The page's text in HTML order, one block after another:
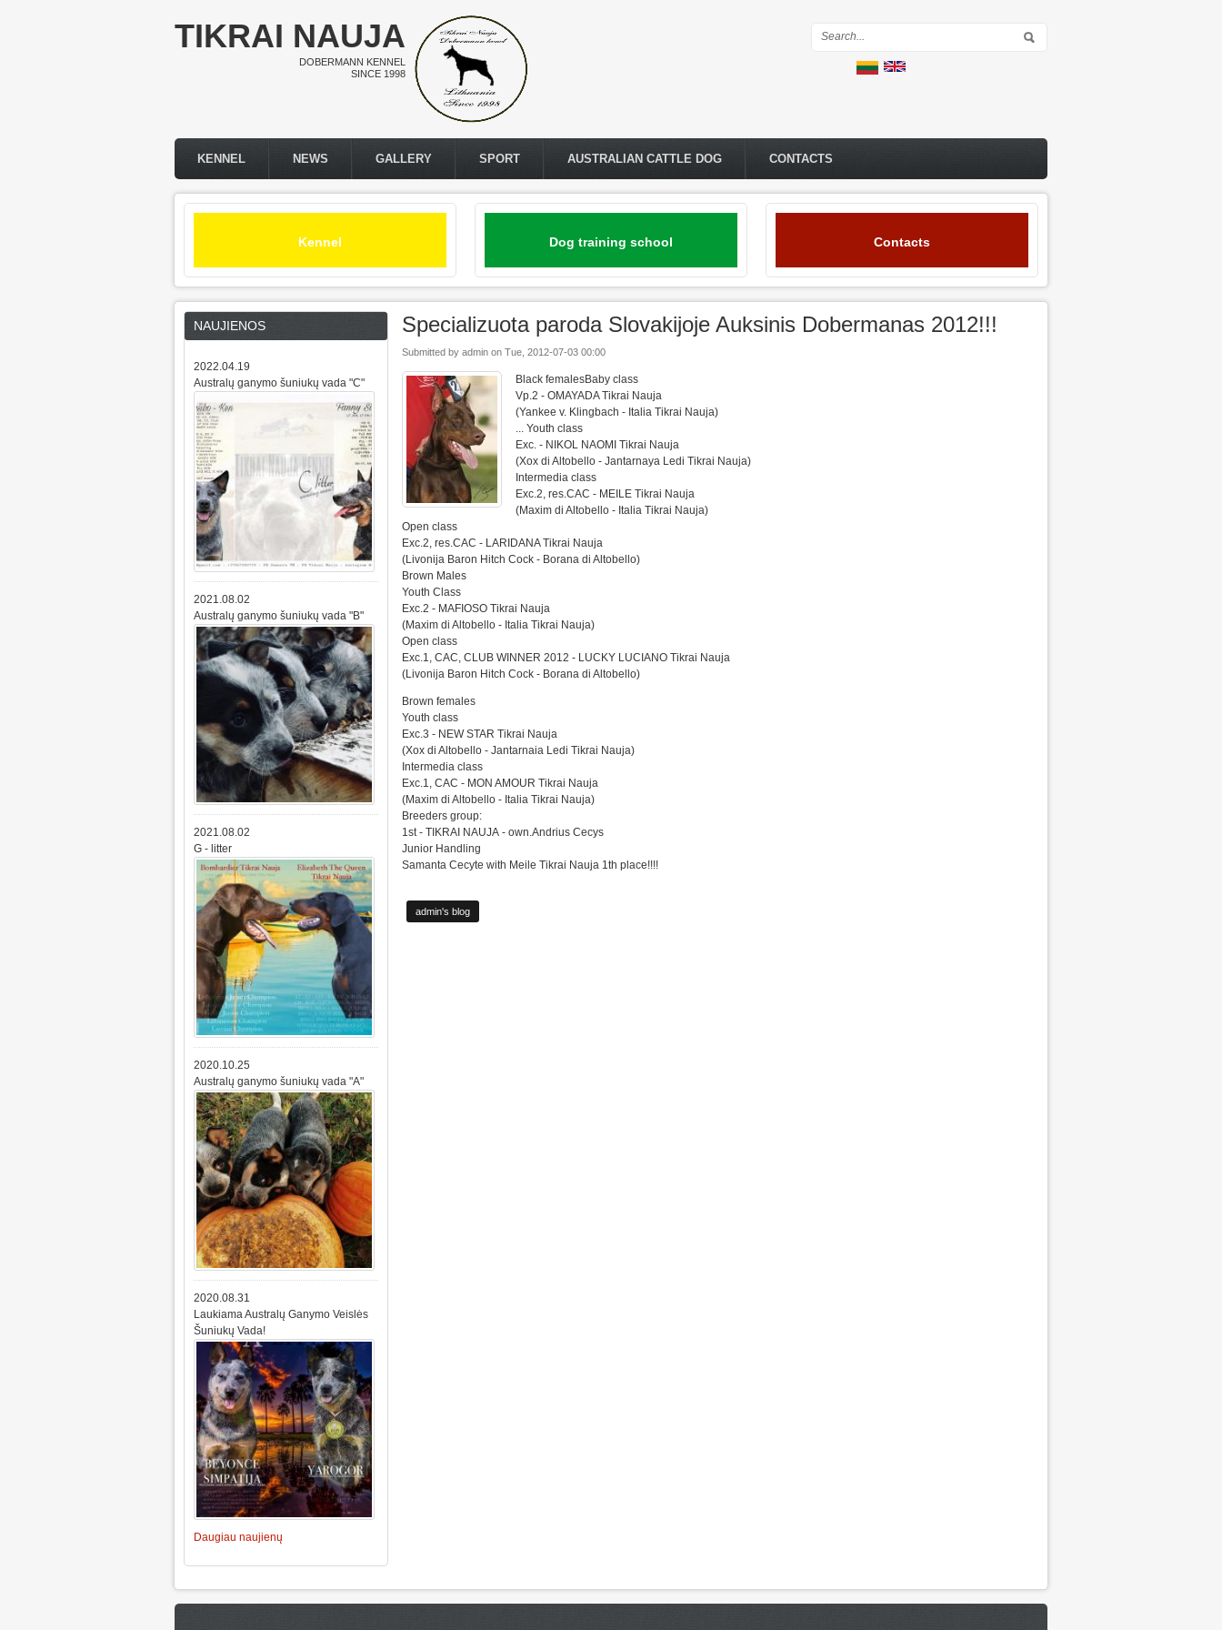
TIKRAI NAUJA
DOBERMANN KENNEL
SINCE 1998
Search form
Main menu
KENNEL NEWS GALLERY SPORT AUSTRALIAN CATTLE DOG CONTACTS
Kennel Dog training school Contacts
Specializuota paroda Slovakijoje Auksinis Dobermanas 2012!!!
Submitted by admin on Tue, 2012-07-03 00:00
Black femalesBaby class
Vp.2 - OMAYADA Tikrai Nauja
(Yankee v. Klingbach - Italia Tikrai Nauja)
... Youth class
Exc. - NIKOL NAOMI Tikrai Nauja
(Xox di Altobello - Jantarnaya Ledi Tikrai Nauja)
Intermedia class
Exc.2, res.CAC - MEILE Tikrai Nauja
(Maxim di Altobello - Italia Tikrai Nauja)
Open class
Exc.2, res.CAC - LARIDANA Tikrai Nauja
(Livonija Baron Hitch Cock - Borana di Altobello)
Brown Males
Youth Class
Exc.2 - MAFIOSO Tikrai Nauja
(Maxim di Altobello - Italia Tikrai Nauja)
Open class
Exc.1, CAC, CLUB WINNER 2012 - LUCKY LUCIANO Tikrai Nauja
(Livonija Baron Hitch Cock - Borana di Altobello)
Brown females
Youth class
Exc.3 - NEW STAR Tikrai Nauja
(Xox di Altobello - Jantarnaia Ledi Tikrai Nauja)
Intermedia class
Exc.1, CAC - MON AMOUR Tikrai Nauja
(Maxim di Altobello - Italia Tikrai Nauja)
Breeders group:
1st - TIKRAI NAUJA - own.Andrius Cecys
Junior Handling
Samanta Cecyte with Meile Tikrai Nauja 1th place!!!!
admin's blog
NAUJIENOS
2022.04.19
Australų ganymo šuniukų vada "C"
2021.08.02
Australų ganymo šuniukų vada "B"
2021.08.02
G - litter
2020.10.25
Australų ganymo šuniukų vada "A"
2020.08.31
Laukiama Australų Ganymo Veislės
Šuniukų Vada!
Daugiau naujienų